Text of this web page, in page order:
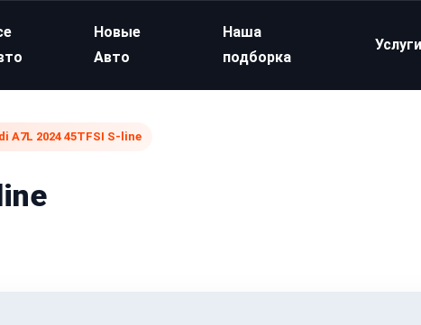
Новые
Авто
Наша
подборка
A7L 2024 45TFSI S-line